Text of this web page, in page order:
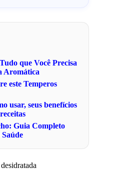
que Você Precisa
Aromática
este Temperos
usar, seus benefícios
Guia Completo